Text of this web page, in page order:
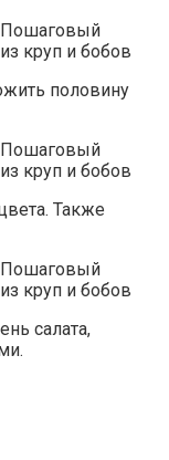
половину
Также
салата,